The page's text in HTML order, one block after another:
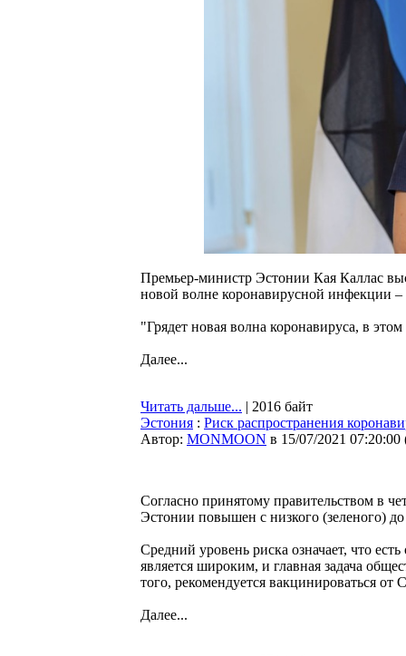
Премьер-министр Эстонии Кая Каллас
новой волне коронавирусной инфекции –
"Грядет новая волна коронавируса, в
Далее...
Читать дальше... | 2016 байт
Эстония : Риск распространения
Автор: MONMOON в 15/07/2021 07:20:00
Согласно принятому правительством в
Эстонии повышен с низкого (зеленого)
Средний уровень риска означает, что
является широким, и главная задача
того, рекомендуется вакцинироваться
Далее...